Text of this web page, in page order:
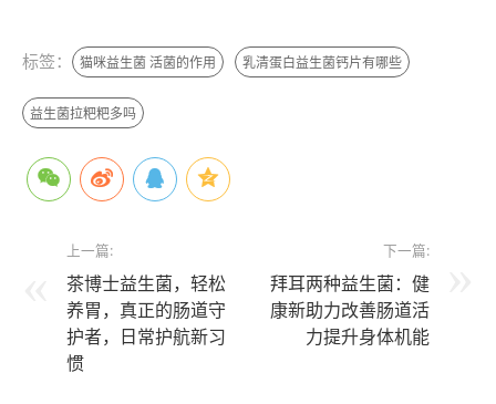
标签： 猫咪益生菌 活菌的作用 乳清蛋白益生菌钙片有哪些
益生菌拉粑粑多吗
上一篇:
茶博士益生菌，轻松
养胃，真正的肠道守
护者，日常护航新习
惯
下一篇:
拜耳两种益生菌：健
康新助力改善肠道活
力提升身体机能